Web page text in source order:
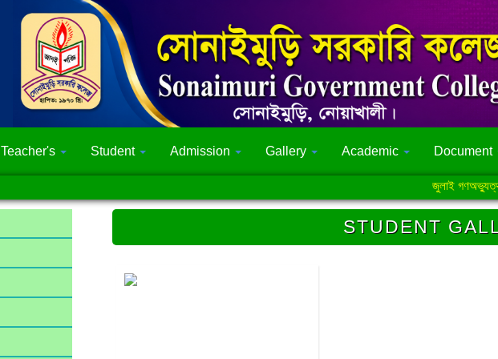
Teacher's Student Admission Gallery Academic Document
জুলাই গণঅভ্যুত্থান
STUDENT